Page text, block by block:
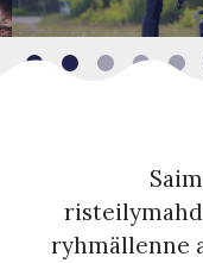
ryhmällenne